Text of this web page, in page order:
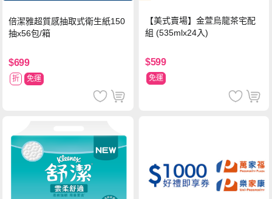
倍潔雅超質感抽取式衛生紙150
抽x56包/箱
$699
折 免運
【美式賣場】金萱烏龍茶宅配
組 (535mlx24入)
$599
免運